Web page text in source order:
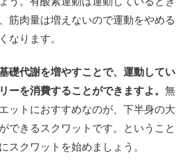
筋肉量は増えないので運動をやめる
なります。
礎代謝を増やすことで、運動してい
ーを消費することができますよ。 無
ットにおすすめなのが、下半身の大
できるスクワットです。ということ
スクワットを始めましょう。